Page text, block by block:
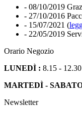
- 08/10/2019
- 27/10/2016
- 15/07/2021 (
- 22/05/2019
Orario Negozio
LUNEDÌ : 8.15 - 12.30
MARTEDÌ -
Newsletter